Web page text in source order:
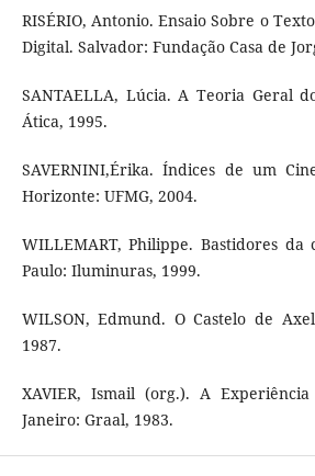
RISÉRIO, Antonio. Ensaio Sobre o
Digital. Salvador: Fundação Casa de
SANTAELLA, Lúcia. A Teoria Geral
Ática, 1995.
SAVERNINI,Érika. Índices de um
Horizonte: UFMG, 2004.
WILLEMART, Philippe. Bastidores
Paulo: Iluminuras, 1999.
WILSON, Edmund. O Castelo de
1987.
XAVIER, Ismail (org.). A
Janeiro: Graal, 1983.